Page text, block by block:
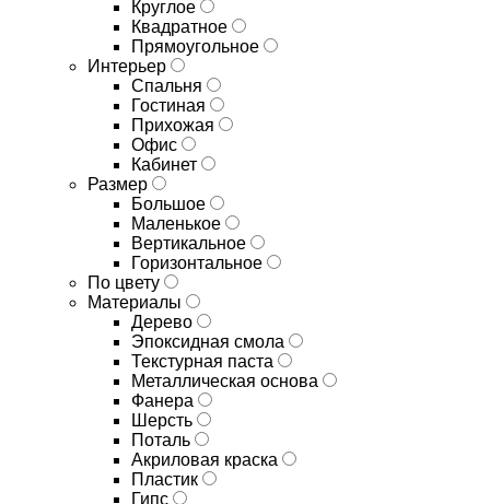
Круглое
Квадратное
Прямоугольное
Интерьер
Спальня
Гостиная
Прихожая
Офис
Кабинет
Размер
Большое
Маленькое
Вертикальное
Горизонтальное
По цвету
Материалы
Дерево
Эпоксидная смола
Текстурная паста
Металлическая основа
Фанера
Шерсть
Поталь
Акриловая краска
Пластик
Гипс